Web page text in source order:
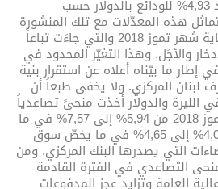
الليرة اللبنانية وفي حدود 4,93% للودائع بالدولار حسب
هذه المعدّلات مع تلك المنشورة
من قبل مصرف لبنان لنهاية شهر تموز 2018 والتي جاءَت تباعاً
الادخار والأجَل. وهذا التغيّر المحدود في
إطار ما بيّناه أعلاه عن استقرار بنية
المركزي. ولا يخفى طبعاً أن
والدولار أخذت منحىً تصاعدياً
خلال فترة تموز 2017 - تموز 2018 من 5,94% إلى 7,57% في ما
يخصّ سوق الليرة ومن 4,09% إلى 4,65% في ما يخصّ سوق
التي يصدرها البنك المركزي. ومن
التصاعدي في الفترة القادمة
العامة وتزايد عجز المدفوعات